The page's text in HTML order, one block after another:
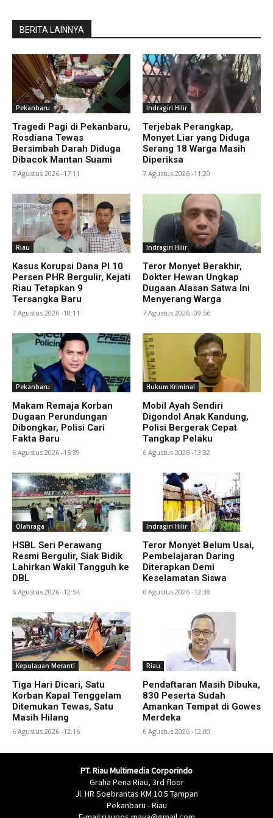
BERITA LAINNYA
Pekanbaru
Tragedi Pagi di Pekanbaru,
Rosdiana Tewas
Bersimbah Darah Diduga
Dibacok Mantan Suami
7 Agustus 2026 -17:11
Indragiri Hilir
Terjebak Perangkap,
Monyet Liar yang Diduga
Serang 18 Warga Masih
Diperiksa
7 Agustus 2026 -11:20
Riau
Kasus Korupsi Dana PI 10
Persen PHR Bergulir, Kejati
Riau Tetapkan 9
Tersangka Baru
7 Agustus 2026 -10:11
Indragiri Hilir
Teror Monyet Berakhir,
Dokter Hewan Ungkap
Dugaan Alasan Satwa Ini
Menyerang Warga
7 Agustus 2026 -09:56
Pekanbaru
Makam Remaja Korban
Dugaan Perundungan
Dibongkar, Polisi Cari
Fakta Baru
6 Agustus 2026 -15:39
Hukum Kriminal
Mobil Ayah Sendiri
Digondol Anak Kandung,
Polisi Bergerak Cepat
Tangkap Pelaku
6 Agustus 2026 -13:32
Olahraga
HSBL Seri Perawang
Resmi Bergulir, Siak Bidik
Lahirkan Wakil Tangguh ke
DBL
6 Agustus 2026 -12:54
Indragiri Hilir
Teror Monyet Belum Usai,
Pembelajaran Daring
Diterapkan Demi
Keselamatan Siswa
6 Agustus 2026 -12:38
Kepulauan Meranti
Tiga Hari Dicari, Satu
Korban Kapal Tenggelam
Ditemukan Tewas, Satu
Masih Hilang
6 Agustus 2026 -12:16
Riau
Pendaftaran Masih Dibuka,
830 Peserta Sudah
Amankan Tempat di Gowes
Merdeka
6 Agustus 2026 -12:00
PT. Riau Multimedia Corporindo
Graha Pena Riau, 3rd floor
Jl. HR Soebrantas KM 10.5 Tampan
Pekanbaru - Riau